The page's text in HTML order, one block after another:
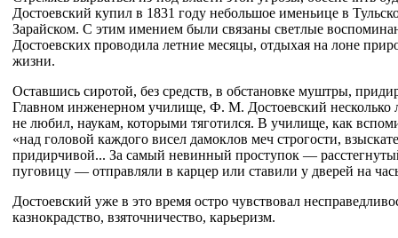
Достоевский купил в 1831 году небольшое именьице в
Зарайском. С этим имением были связаны светлые
Достоевских проводила летние месяцы, отдыхая на лоне
жизни.
Оставшись сиротой, без средств, в обстановке муштры,
Главном инженерном училище, Ф. М. Достоевский несколько
не любил, наукам, которыми тяготился. В училище, как
«над головой каждого висел дамоклов меч строгости,
придирчивой... За самый невинный проступок —
пуговицу — отправляли в карцер или ставили у дверей на
Достоевский уже в это время остро чувствовал
казнокрадство, взяточничество, карьеризм.